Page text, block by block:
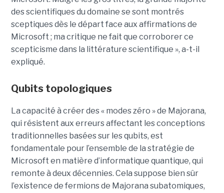
des scientifiques du domaine se sont montrés
sceptiques dès le départ face aux affirmations de
Microsoft ; ma critique ne fait que corroborer ce
scepticisme dans la littérature scientifique », a-t-il
expliqué.
Qubits topologiques
La capacité à créer des « modes zéro » de Majorana,
qui résistent aux erreurs affectant les conceptions
traditionnelles basées sur les qubits, est
fondamentale pour l’ensemble de la stratégie de
Microsoft en matière d’informatique quantique, qui
remonte à deux décennies. Cela suppose bien sûr
l’existence de fermions de Majorana subatomiques,